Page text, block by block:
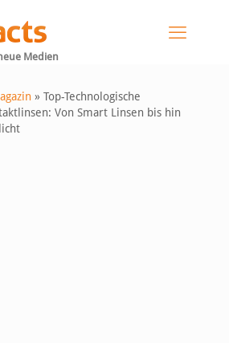
Medien
» Top-Technologische
Von Smart Linsen bis hin